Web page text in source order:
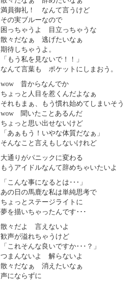
満員御礼！ なんて言うけど
その実ブルーなので
困っちゃうよ 目立っちゃうな
散々だなぁ 逃げたいなぁ
期待しちゃうよ。
「もう私を見ないで！！」
なんて言葉も ポケットにしまおう。
wow 昔からなんでか
ちょっと人目を惹くんだよなぁ
それもまぁ、もう慣れ始めてしまいそう
wow 聞いたことあるんだ
ちょっと思い出せないけど
「あぁもう！いやな体質だなぁ」
そんなこと言えもしないけれど
大通りがパニックに変わる
もうアイドルなんて辞めちゃいたいよ
「こんな事になるとは･･･」
あの日の馬鹿な私は単純思考で
ちょっとステージライトに
夢を描いちゃったんです･･･
散々だよ 言えないよ
歓声が溢れちゃうけど
「これそんな良いですか･･･？」
つまんないよ 解らないよ
散々だなぁ 消えたいなぁ
声にならずに